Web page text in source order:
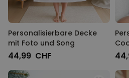
Personalisierbare Decke
mit Foto und Song
44,99 CHF